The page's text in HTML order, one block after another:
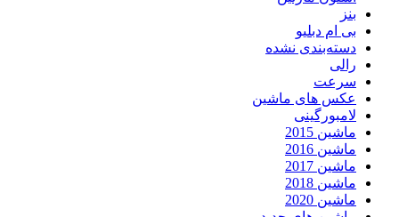
بنز
بی ام دبلیو
دسته‌بندی نشده
رالی
سرعت
عکس های ماشین
لامبورگینی
ماشین 2015
ماشین 2016
ماشین 2017
ماشین 2018
ماشین 2020